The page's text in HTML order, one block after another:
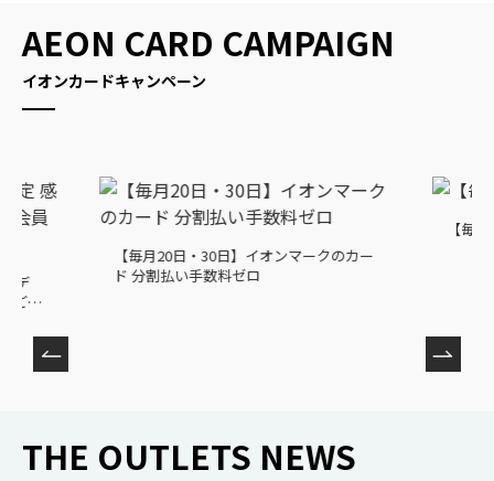
AEON CARD CAMPAIGN
イオンカードキャンペーン
デ
ご請
【毎月20日・30日】イオンマークのカー
ド 分割払い手数料ゼロ
【毎
THE OUTLETS NEWS